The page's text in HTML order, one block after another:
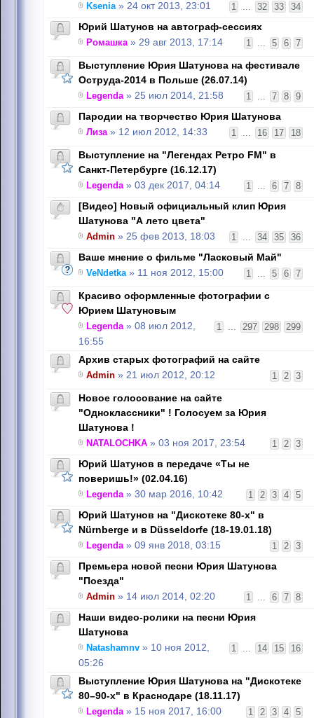
1 ... 32 33 34
Ksenia» 24 окт 2013, 23:01
Юрий Шатунов на автограф-сессиях
1 ... 5 6 7
Ромашка» 29 авг 2013, 17:14
Выступление Юрия Шатунова на фестивале
Оструда-2014 в Польше (26.07.14)
1 ... 7 8 9
Legenda» 25 июл 2014, 21:58
Пародии на творчество Юрия Шатунова
1 ... 16 17 18
Лиза» 12 июл 2012, 14:33
Выступление на "Легендах Ретро FM" в
Санкт-Петербурге (16.12.17)
1 ... 6 7 8
Legenda» 03 дек 2017, 04:14
[Видео] Новый официальный клип Юрия
Шатунова "А лето цвета"
1 ... 34 35 36
Admin » 25 фев 2013, 18:03
Ваше мнение о фильме "Ласковый Май"
1 ... 5 6 7
VeNdetka» 11 ноя 2012, 15:00
Красиво оформленные фотографии с
Юрием Шатуновым
1 ... 297 298 299
Legenda» 08 июл 2012,
16:55
Архив старых фотографий на сайте
1 2 3
Admin » 21 июл 2012, 20:12
Новое голосование на сайте
"Одноклассники" ! Голосуем за Юрия
Шатунова !
1 2 3
NATALOCHKA » 03 ноя 2017, 23:54
Юрий Шатунов в передаче «Ты не
поверишь!» (02.04.16)
1 2 3 4 5
Legenda» 30 мар 2016, 10:42
Юрий Шатунов на "Дискотеке 80-х" в
Nürnbergе и в Düsseldorfе (18-19.01.18)
1 2 3
Legenda» 09 янв 2018, 03:15
Премьера новой песни Юрия Шатунова
"Поезда"
1 ... 6 7 8
Admin » 14 июл 2014, 02:20
Наши видео-ролики на песни Юрия
Шатунова
1 ... 14 15 16
Natashamnv » 10 ноя 2012,
05:26
Выступление Юрия Шатунова на "Дискотеке
80–90-х" в Краснодаре (18.11.17)
1 2 3 4 5
Legenda» 15 ноя 2017, 16:00